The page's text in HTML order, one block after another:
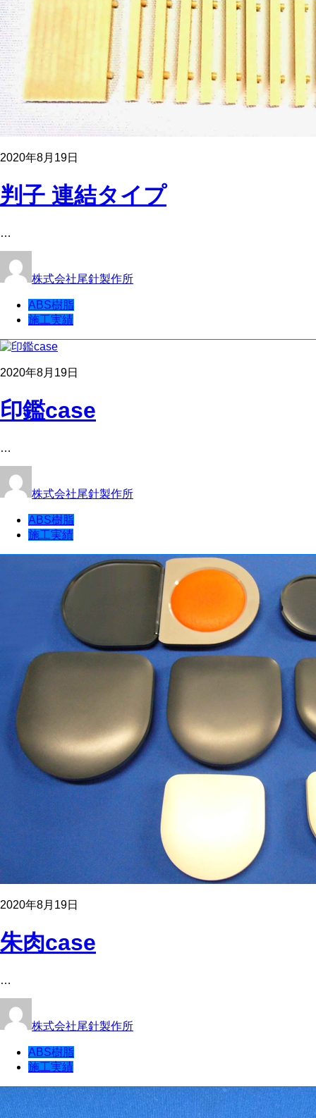
2020年8月19日
判子 連結タイプ
…
株式会社尾針製作所
ABS樹脂
施工実績
2020年8月19日
印鑑case
…
株式会社尾針製作所
ABS樹脂
施工実績
2020年8月19日
朱肉case
…
株式会社尾針製作所
ABS樹脂
施工実績